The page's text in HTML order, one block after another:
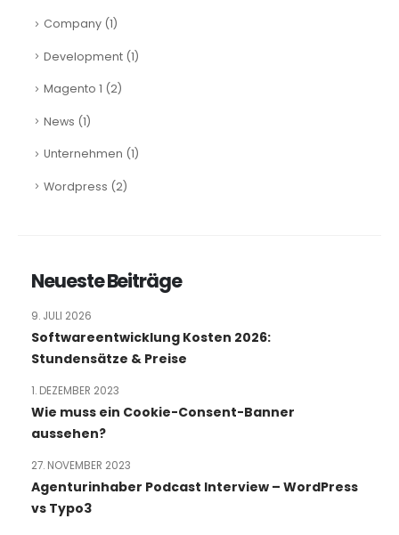
Company(1)
Development(1)
Magento 1 (2)
News (1)
Unternehmen (1)
Wordpress (2)
Neueste Beiträge
Softwareentwicklung Kosten 2026:
Stundensätze & Preise
9. JULI 2026
Wie muss ein Cookie-Consent-Banner
aussehen?
1. DEZEMBER 2023
Agenturinhaber Podcast Interview – WordPress
vs Typo3
27. NOVEMBER 2023